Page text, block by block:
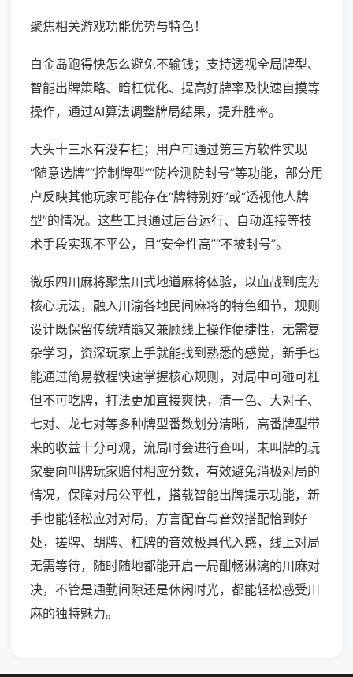
聚焦相关游戏功能优势与特色！
白金岛跑得快怎么避免不输钱；支持透视全局牌型、
智能出牌策略、暗杠优化、提高好牌率及快速自摸等
操作，通过AI算法调整牌局结果，提升胜率。
大头十三水有没有挂；用户可通过第三方软件实现
“随意选牌”“控制牌型”“防检测防封号”等功能，部分用
户反映其他玩家可能存在“牌特别好”或“透视他人牌
型”的情况。这些工具通过后台运行、自动连接等技
术手段实现不平公，且“安全性高”“不被封号”。
微乐四川麻将聚焦川式地道麻将体验，以血战到底为
核心玩法，融入川渝各地民间麻将的特色细节，规则
设计既保留传统精髓又兼顾线上操作便捷性，无需复
杂学习，资深玩家上手就能找到熟悉的感觉，新手也
能通过简易教程快速掌握核心规则，对局中可碰可杠
但不可吃牌，打法更加直接爽快，清一色、大对子、
七对、龙七对等多种牌型番数划分清晰，高番牌型带
来的收益十分可观，流局时会进行查叫，未叫牌的玩
家要向叫牌玩家赔付相应分数，有效避免消极对局的
情况，保障对局公平性，搭载智能出牌提示功能，新
手也能轻松应对对局，方言配音与音效搭配恰到好
处，搓牌、胡牌、杠牌的音效极具代入感，线上对局
无需等待，随时随地都能开启一局酣畅淋漓的川麻对
决，不管是通勤间隙还是休闲时光，都能轻松感受川
麻的独特魅力。